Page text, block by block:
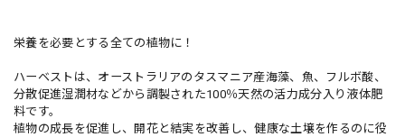
栄養を必要とする全ての植物に！
ハーベストは、オーストラリアのタスマニア産海藻、魚、フルボ酸、
分散促進湿潤材などから調製された100％天然の活力成分入り液体肥
料です。
植物の成長を促進し、開花と結実を改善し、健康な土壌を作るのに役